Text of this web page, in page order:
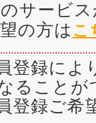
サービ
の方は こ
登録によ
ることが
登録ご希